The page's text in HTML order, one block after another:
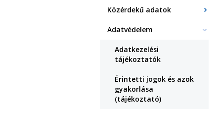
Közérdekű adatok
Adatvédelem
Adatkezelési
tájékoztatók
Érintetti jogok és azok
gyakorlása
(tájékoztató)